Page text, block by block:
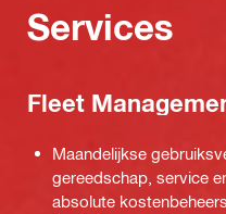
Services
Fleet
Maandelijkse
gereedschap, service
absolute